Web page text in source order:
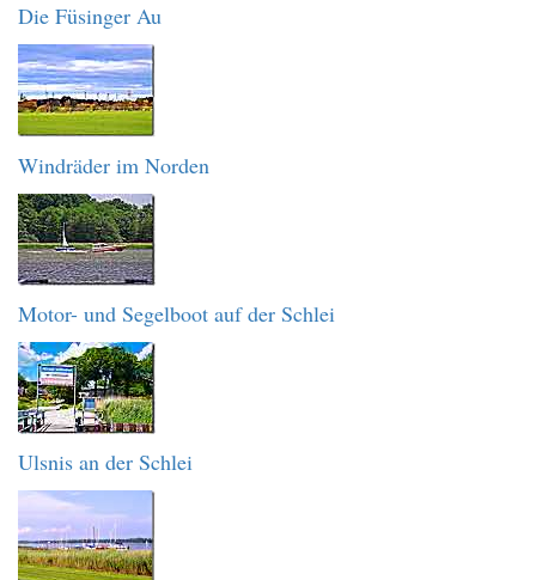
Die Füsinger Au
Windräder im Norden
Motor- und Segelboot auf der Schlei
Ulsnis an der Schlei